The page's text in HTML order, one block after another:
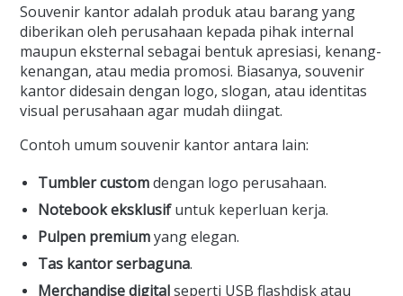
Souvenir kantor adalah produk atau barang yang
diberikan oleh perusahaan kepada pihak internal
maupun eksternal sebagai bentuk apresiasi, kenang-
kenangan, atau media promosi. Biasanya, souvenir
kantor didesain dengan logo, slogan, atau identitas
visual perusahaan agar mudah diingat.
Contoh umum souvenir kantor antara lain:
Tumbler customdengan logo perusahaan.
Notebook eksklusifuntuk keperluan kerja.
Pulpen premiumyang elegan.
Tas kantor serbaguna.
Merchandise digitalseperti USB flashdisk atau